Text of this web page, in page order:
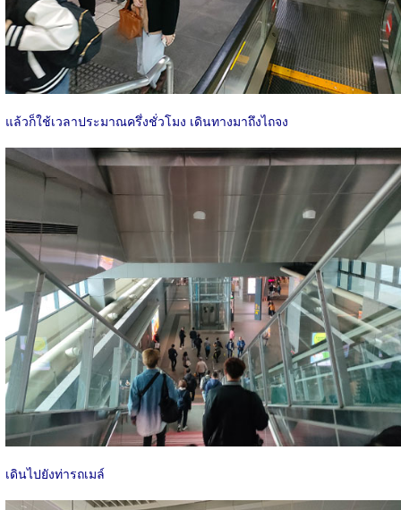
แล้วก็ใช้เวลาประมาณครึ่งชั่วโมง เดินทางมาถึงไถจง
เดินไปยังท่ารถเมล์